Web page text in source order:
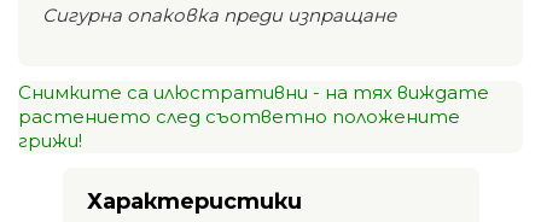
Сигурна опаковка преди изпращане
Снимките са илюстративни - на тях виждате
растението след съответно положените
грижи!
Характеристики